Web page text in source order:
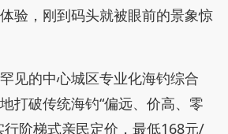
验，刚到码头就被眼前的景象惊
见的中心城区专业化海钓综合
打破传统海钓“偏远、价高、零
行阶梯式亲民定价，最低168元/